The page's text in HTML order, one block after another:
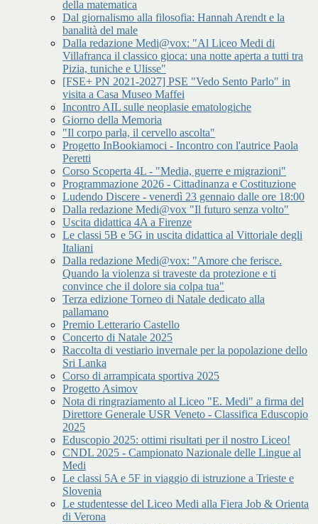
della matematica
Dal giornalismo alla filosofia: Hannah Arendt e la
banalità del male
Dalla redazione Medi@vox: "Al Liceo Medi di
Villafranca il classico gioca: una notte aperta a tutti tra
Pizia, tuniche e Ulisse"
[FSE+ PN 2021-2027] PSE "Vedo Sento Parlo" in
visita a Casa Museo Maffei
Incontro AIL sulle neoplasie ematologiche
Giorno della Memoria
"Il corpo parla, il cervello ascolta"
Progetto InBookiamoci - Incontro con l'autrice Paola
Peretti
Corso Scoperta 4L - "Media, guerre e migrazioni"
Programmazione 2026 - Cittadinanza e Costituzione
Ludendo Discere - venerdì 23 gennaio dalle ore 18:00
Dalla redazione Medi@vox "Il futuro senza volto"
Uscita didattica 4A a Firenze
Le classi 5B e 5G in uscita didattica al Vittoriale degli
Italiani
Dalla redazione Medi@vox: "Amore che ferisce.
Quando la violenza si traveste da protezione e ti
convince che il dolore sia colpa tua"
Terza edizione Torneo di Natale dedicato alla
pallamano
Premio Letterario Castello
Concerto di Natale 2025
Raccolta di vestiario invernale per la popolazione dello
Sri Lanka
Corso di arrampicata sportiva 2025
Progetto Asimov
Nota di ringraziamento al Liceo "E. Medi" a firma del
Direttore Generale USR Veneto - Classifica Eduscopio
2025
Eduscopio 2025: ottimi risultati per il nostro Liceo!
CNDL 2025 - Campionato Nazionale delle Lingue al
Medi
Le classi 5A e 5F in viaggio di istruzione a Trieste e
Slovenia
Le studentesse del Liceo Medi alla Fiera Job & Orienta
di Verona